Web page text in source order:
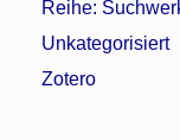
Reihe:
Unkategorisiert
Zotero